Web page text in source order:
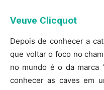
Veuve Clicquot
Depois de conhecer a
que voltar o foco no
no mundo é o da marca
conhecer as caves em